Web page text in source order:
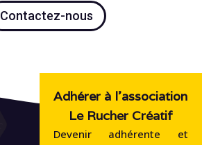
Contactez-nous
Adhérer à l'association
Le Rucher Créatif
Devenir adhérente et